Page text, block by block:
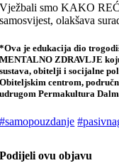
Vježbali smo KAKO
samosvijest, olakšava
*Ova je edukacija dio
MENTALNO ZDRAVLJE
sustava, obitelji i socijalne
Obiteljskim centrom,
udrugom Permakultura
#samopouzdanje
Podijeli ovu objavu